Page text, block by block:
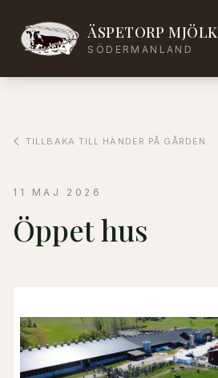
ÄSPETORP MJÖLK
SÖDERMANLAND
TILLBAKA TILL HÄNDER PÅ GÅRDEN
11 MAJ 2026
Öppet hus